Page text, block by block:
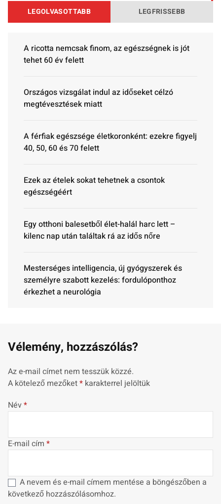
LEGOLVASOTTABB LEGFRISSEBB
A ricotta nemcsak finom, az egészségnek is jót
tehet 60 év felett
Országos vizsgálat indul az időseket célzó
megtévesztések miatt
A férfiak egészsége életkoronként: ezekre figyelj
40, 50, 60 és 70 felett
Ezek az ételek sokat tehetnek a csontok
egészségéért
Egy otthoni balesetből élet-halál harc lett –
kilenc nap után találtak rá az idős nőre
Mesterséges intelligencia, új gyógyszerek és
személyre szabott kezelés: fordulóponthoz
érkezhet a neurológia
Vélemény, hozzászólás?
Az e-mail címet nem tesszük közzé.
A kötelező mezőket* karakterrel jelöltük
Név*
E-mail cím *
A nevem és e-mail címem mentése a böngészőben a
következő hozzászólásomhoz.